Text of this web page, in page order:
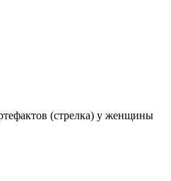
(стрелка) у женщины